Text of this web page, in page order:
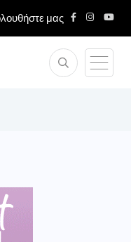
με τον Υφυπουργό
μας